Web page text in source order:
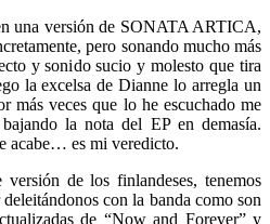
una versión de SONATA ARTICA,
pero sonando mucho más
y sonido sucio y molesto que tira
la excelsa de Dianne lo arregla un
más veces que lo he escuchado me
la nota del EP en demasía.
acabe… es mi veredicto.
versión de los finlandeses, tenemos
con la banda como son
de “Now and Forever” y